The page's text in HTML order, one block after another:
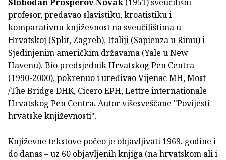
profesor, predavao slavistiku, kroatistiku i
komparativnu književnost na sveučilištima u
Hrvatskoj (Split, Zagreb), Italiji (Sapienza u Rimu) i
Sjedinjenim američkim državama (Yale u New
Havenu). Bio predsjednik Hrvatskog Pen Centra
(1990-2000), pokrenuo i uređivao Vijenac MH, Most
/The Bridge DHK, Cicero EPH, Lettre internationale
Hrvatskog Pen Centra. Autor višesveščane "Povijesti
hrvatske književnosti".
Književne tekstove počeo je objavljivati 1969. godine i
do danas – uz 60 objavljenih knjiga (na hrvatskom ali i